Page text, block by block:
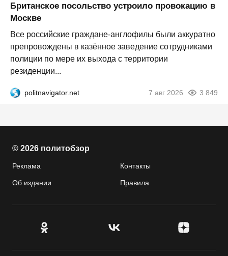
Британское посольство устроило провокацию в
Москве
Все российские граждане-англофилы были аккуратно
препровождены в казённое заведение сотрудниками
полиции по мере их выхода с территории
резиденции...
politnavigator.net 7 авг 2026 3 849
© 2026 политобзор
Реклама Контакты
Об издании Правила